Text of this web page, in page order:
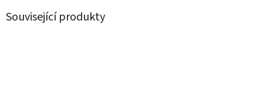
Související produkty